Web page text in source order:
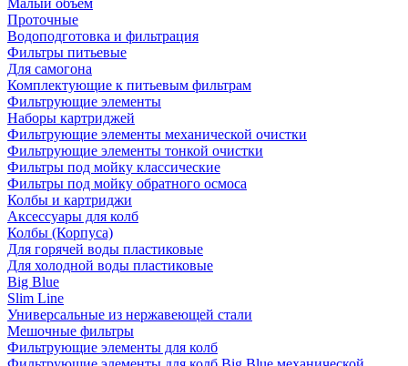
Проточные
Водоподготовка и фильтрация
Фильтры питьевые
Для самогона
Комплектующие к питьевым фильтрам
Фильтрующие элементы
Наборы картриджей
Фильтрующие элементы механической очистки
Фильтрующие элементы тонкой очистки
Фильтры под мойку классические
Фильтры под мойку обратного осмоса
Колбы и картриджи
Аксессуары для колб
Колбы (Корпуса)
Для горячей воды пластиковые
Для холодной воды пластиковые
Big Blue
Slim Line
Универсальные из нержавеющей стали
Мешочные фильтры
Фильтрующие элементы для колб